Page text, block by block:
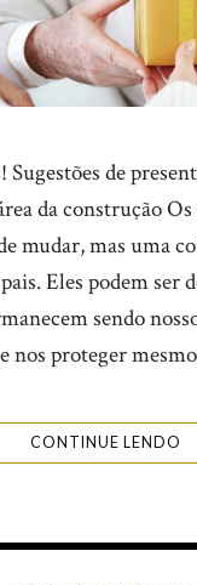
Sugestões de
da construção
mudar, mas uma
Eles podem ser
sendo
nos proteger
CONTINUE LENDO